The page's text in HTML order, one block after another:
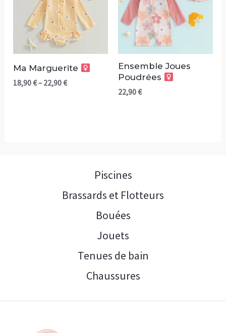
Ma Marguerite
18,90€–22,90€
Ensemble Joues
Poudrées
22,90€
Piscines
Brassards et Flotteurs
Bouées
Jouets
Tenues de bain
Chaussures